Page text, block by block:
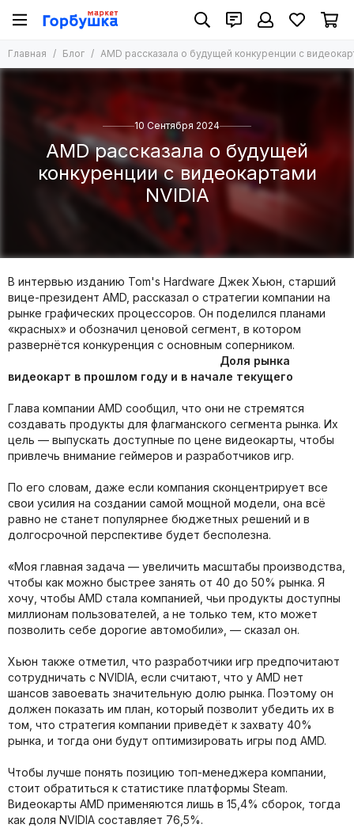
Главная Блог AMD рассказала о будущей конкуренции с
10 Сентября 2024
AMD рассказала о будущей
конкуренции с видеокартами
NVIDIA
В интервью изданию Tom's Hardware Джек Хьюн, старший
вице-президент AMD, рассказал о стратегии компании на
рынке графических процессоров. Он поделился планами
«красных» и обозначил ценовой сегмент, в котором
развернётся конкуренция с основным соперником.
Доля рынка
видеокарт в прошлом году и в начале текущего
Глава компании AMD сообщил, что они не стремятся
создавать продукты для флагманского сегмента рынка. Их
цель — выпускать доступные по цене видеокарты, чтобы
привлечь внимание геймеров и разработчиков игр.
По его словам, даже если компания сконцентрирует все
свои усилия на создании самой мощной модели, она всё
равно не станет популярнее бюджетных решений и в
долгосрочной перспективе будет бесполезна.
«Моя главная задача — увеличить масштабы производства,
чтобы как можно быстрее занять от 40 до 50% рынка. Я
хочу, чтобы AMD стала компанией, чьи продукты доступны
миллионам пользователей, а не только тем, кто может
позволить себе дорогие автомобили», — сказал он.
Хьюн также отметил, что разработчики игр предпочитают
сотрудничать с NVIDIA, если считают, что у AMD нет
шансов завоевать значительную долю рынка. Поэтому он
должен показать им план, который позволит убедить их в
том, что стратегия компании приведёт к захвату 40%
рынка, и тогда они будут оптимизировать игры под AMD.
Чтобы лучше понять позицию топ-менеджера компании,
стоит обратиться к статистике платформы Steam.
Видеокарты AMD применяются лишь в 15,4% сборок, тогда
как доля NVIDIA составляет 76,5%.